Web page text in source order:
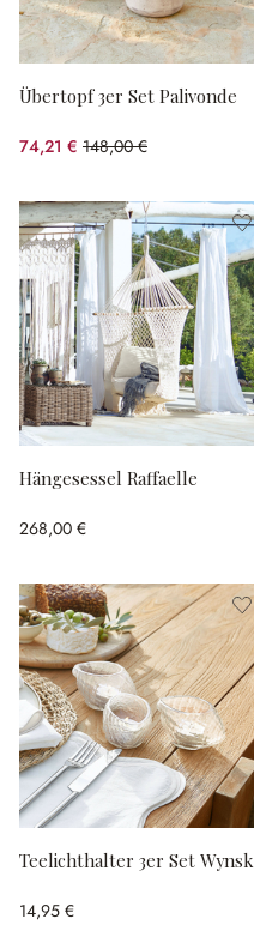
Übertopf 3er Set Palivonde
74,21 € 148,00 €
(49.86% gespart)
Hängesessel Raffaelle
268,00 €
Teelichthalter 3er Set
14,95 €